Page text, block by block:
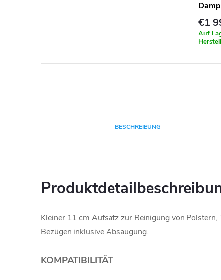
BESCHREIBUNG
Kleiner 11 cm Aufsatz zur Reinigung von Polstern,
Bezügen inklusive Absaugung.
KOMPATIBILITÄT
€1
Auf